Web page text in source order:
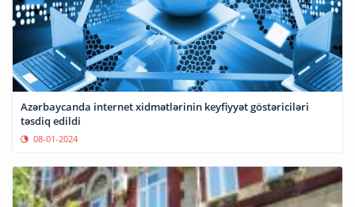
Azərbaycanda internet xidmətlərinin keyfiyyət göstəriciləri
təsdiq edildi
08-01-2024